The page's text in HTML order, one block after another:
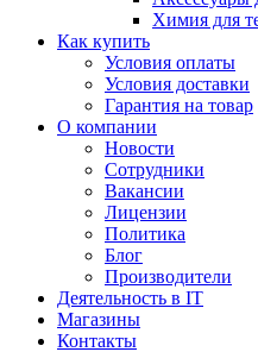
Химия для
Как купить
Условия оплаты
Условия доставки
Гарантия на товар
О компании
Новости
Сотрудники
Вакансии
Лицензии
Политика
Блог
Производители
Деятельность в IT
Магазины
Контакты